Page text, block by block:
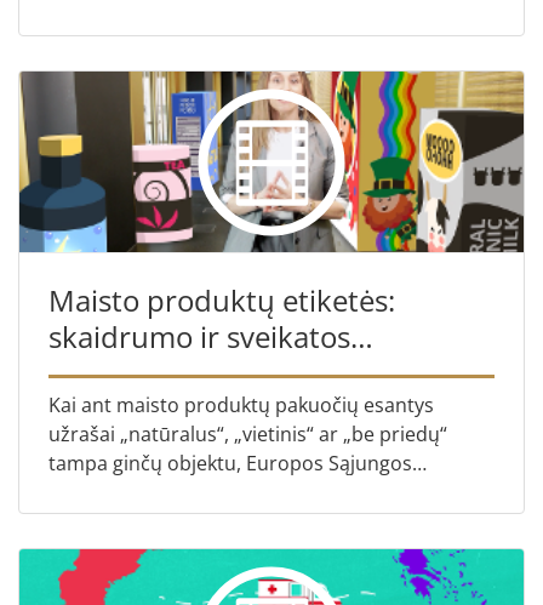
Maisto produktų etiketės:
skaidrumo ir sveikatos
klausimas.
Kai ant maisto produktų pakuočių esantys
užrašai „natūralus“, „vietinis“ ar „be priedų“
tampa ginčų objektu, Europos Sąjungos
siekdamas užtikrinti skaidrumą, sąžin...